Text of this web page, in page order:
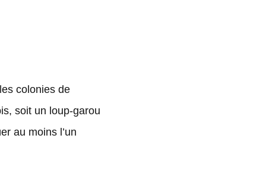
colonies de
soit un loup-garou
au moins l’un